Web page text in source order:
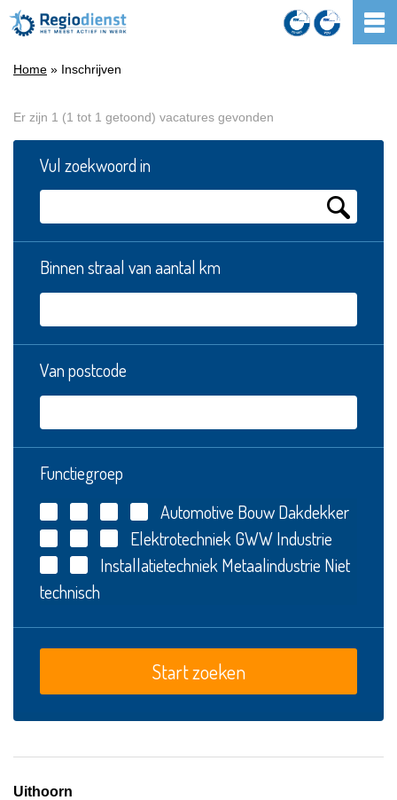
Home » Inschrijven
Er zijn 1 (1 tot 1 getoond) vacatures gevonden
Vul zoekwoord in
Binnen straal van aantal km
Van postcode
Functiegroep
Automotive BouwDakdekker
Elektrotechniek GWWIndustrie
Installatietechniek Metaalindustrie Niet
technisch
Uithoorn